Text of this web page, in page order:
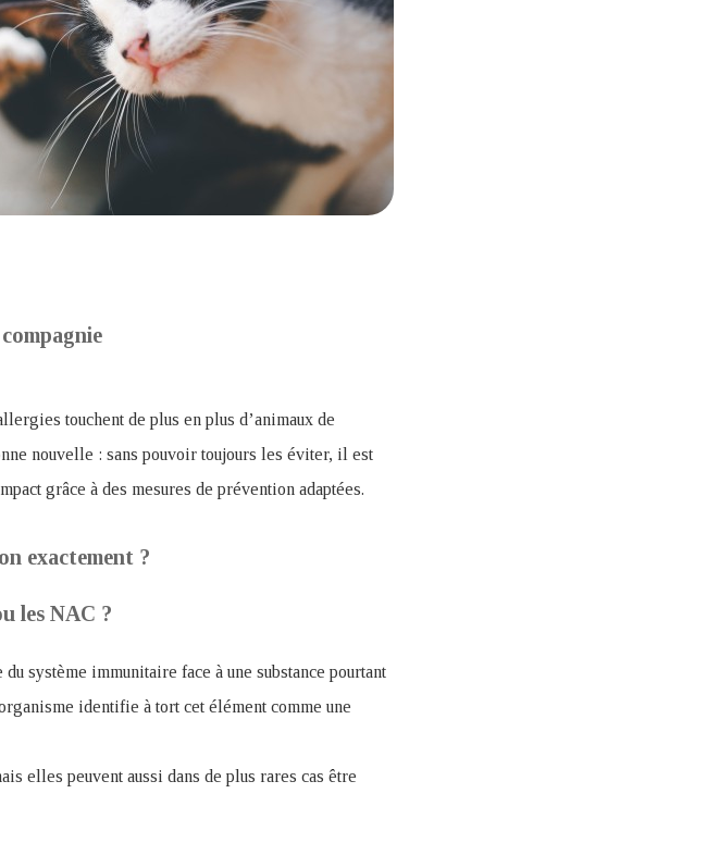
touchent de plus en plus d’animaux de
nouvelle : sans pouvoir toujours les éviter, il est
grâce à des mesures de prévention adaptées.
exactement ?
les NAC ?
système immunitaire face à une substance pourtant
identifie à tort cet élément comme une
elles peuvent aussi dans de plus rares cas être